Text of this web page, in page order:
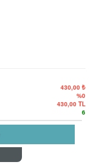
430,00 ₺
%0
430,00 TL
6